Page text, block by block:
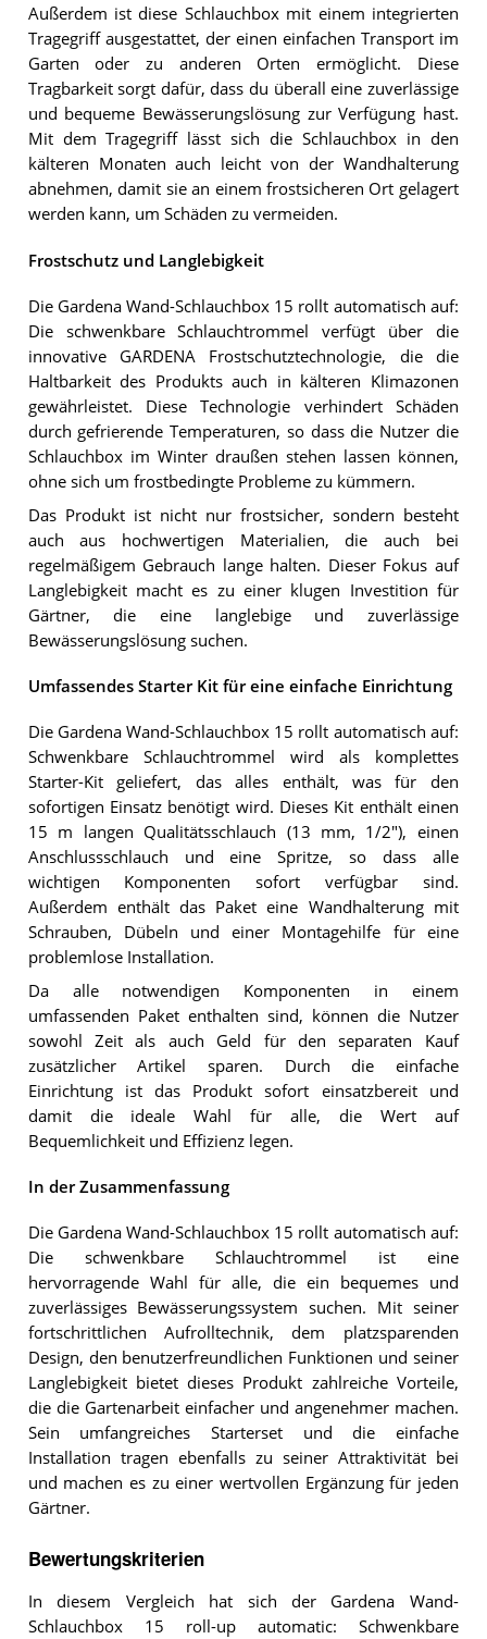
Außerdem ist diese Schlauchbox mit einem integrierten
Tragegriff ausgestattet, der einen einfachen Transport im
Garten oder zu anderen Orten ermöglicht. Diese
Tragbarkeit sorgt dafür, dass du überall eine zuverlässige
und bequeme Bewässerungslösung zur Verfügung hast.
Mit dem Tragegriff lässt sich die Schlauchbox in den
kälteren Monaten auch leicht von der Wandhalterung
abnehmen, damit sie an einem frostsicheren Ort gelagert
werden kann, um Schäden zu vermeiden.
Frostschutz und Langlebigkeit
Die Gardena Wand-Schlauchbox 15 rollt automatisch auf:
Die schwenkbare Schlauchtrommel verfügt über die
innovative GARDENA Frostschutztechnologie, die die
Haltbarkeit des Produkts auch in kälteren Klimazonen
gewährleistet. Diese Technologie verhindert Schäden
durch gefrierende Temperaturen, so dass die Nutzer die
Schlauchbox im Winter draußen stehen lassen können,
ohne sich um frostbedingte Probleme zu kümmern.
Das Produkt ist nicht nur frostsicher, sondern besteht
auch aus hochwertigen Materialien, die auch bei
regelmäßigem Gebrauch lange halten. Dieser Fokus auf
Langlebigkeit macht es zu einer klugen Investition für
Gärtner, die eine langlebige und zuverlässige
Bewässerungslösung suchen.
Umfassendes Starter Kit für eine einfache Einrichtung
Die Gardena Wand-Schlauchbox 15 rollt automatisch auf:
Schwenkbare Schlauchtrommel wird als komplettes
Starter-Kit geliefert, das alles enthält, was für den
sofortigen Einsatz benötigt wird. Dieses Kit enthält einen
15 m langen Qualitätsschlauch (13 mm, 1/2"), einen
Anschlussschlauch und eine Spritze, so dass alle
wichtigen Komponenten sofort verfügbar sind.
Außerdem enthält das Paket eine Wandhalterung mit
Schrauben, Dübeln und einer Montagehilfe für eine
problemlose Installation.
Da alle notwendigen Komponenten in einem
umfassenden Paket enthalten sind, können die Nutzer
sowohl Zeit als auch Geld für den separaten Kauf
zusätzlicher Artikel sparen. Durch die einfache
Einrichtung ist das Produkt sofort einsatzbereit und
damit die ideale Wahl für alle, die Wert auf
Bequemlichkeit und Effizienz legen.
In der Zusammenfassung
Die Gardena Wand-Schlauchbox 15 rollt automatisch auf:
Die schwenkbare Schlauchtrommel ist eine
hervorragende Wahl für alle, die ein bequemes und
zuverlässiges Bewässerungssystem suchen. Mit seiner
fortschrittlichen Aufrolltechnik, dem platzsparenden
Design, den benutzerfreundlichen Funktionen und seiner
Langlebigkeit bietet dieses Produkt zahlreiche Vorteile,
die die Gartenarbeit einfacher und angenehmer machen.
Sein umfangreiches Starterset und die einfache
Installation tragen ebenfalls zu seiner Attraktivität bei
und machen es zu einer wertvollen Ergänzung für jeden
Gärtner.
Bewertungskriterien
In diesem Vergleich hat sich der Gardena Wand-
Schlauchbox 15 roll-up automatic: Schwenkbare